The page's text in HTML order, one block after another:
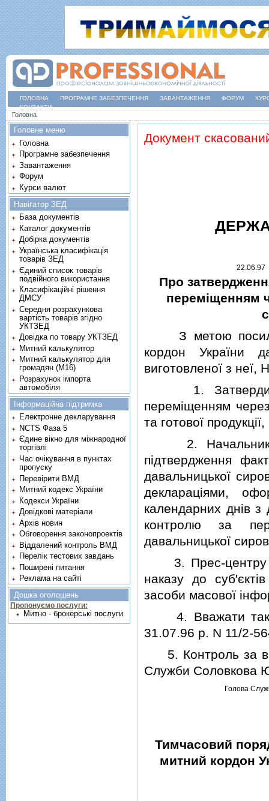
ГОЛОВНА ПРОГРАМНЕ ЗАБЕЗПЕЧЕННЯ ЗАВАНТАЖЕННЯ ФОРУМ
КОНТАКТИ
Ви є тут
Головна
Документ
22.06.97
Про
перемiщенням
З метою
кордон України
виготовленої з
1. Затвердити
перемiщенням
та готової
2. Начальникам
пiдтвердження
давальницької
декларацiями,
календарних днiв з
контролю за
давальницької
3. Прес-центру
наказу до
засоби масової
4. Вважати
31.07.96 р. N 11/2-
5. Контроль за
Служби Соловкова
Голова
Тимчасовий
митний кордон
Головне меню
Головна
Програмне забезпечення
Завантаження
Форум
Курси валют
Навігатор ЗЕД
База документів
Каталог документів
Добірка документів
Українська класифікація
товарів ЗЕД
Єдиний список товарів
подвійного використання
Класифікаційні рішення
ДМСУ
Середня розрахункова
вартість товарів згідно
УКТЗЕД
Довідка по товару УКТЗЕД
Митний калькулятор
Митний калькулятор для
громадян (М16)
Розрахунок імпорта
автомобіля
Інформаційна підтримка
Електронне декларування
NCTS Фаза 5
Єдине вікно для міжнародної
торгівлі
Час очікування в пунктах
пропуску
Перевірити ВМД
Митний кодекс України
Кодекси України
Довідкові матеріали
Архів новин
Обговорення законопроектів
Віддалений контроль ВМД
Перелік тестових завдань
Поширені питання
Реклама на сайті
Дошка оголошень
Пропонуємо послуги:
Митно - брокерські послуги